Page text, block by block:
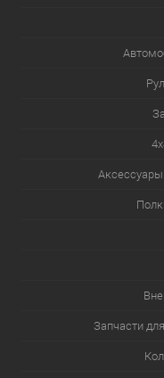
Запчасти